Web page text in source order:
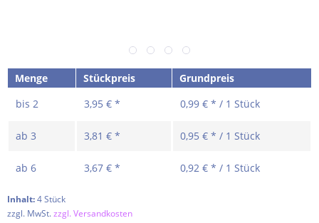
Menge Stückpreis
Grundpreis
bis 2 3,95 € * 0,99 € * / 1 Stück
ab 3 3,81 € * 0,95 € * / 1 Stück
ab 6 3,67 € * 0,92 € * / 1 Stück
Inhalt:4 Stück
zzgl. MwSt.zzgl. Versandkosten